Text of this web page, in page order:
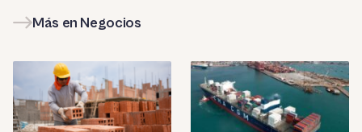
Más en Negocios